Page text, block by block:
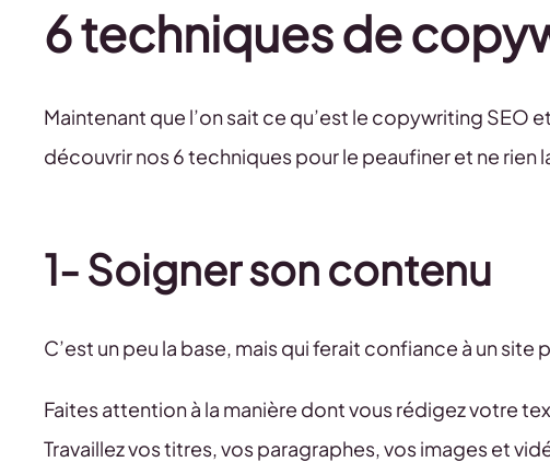
6 techniques de
Maintenant que l’on sait ce qu’est le copywriting
découvrir nos 6 techniques pour le peaufiner et ne rien
1- Soigner son contenu
C’est un peu la base, mais qui ferait confiance à un
Faites attention à la manière dont vous rédigez votre
Travaillez vos titres, vos paragraphes, vos images et